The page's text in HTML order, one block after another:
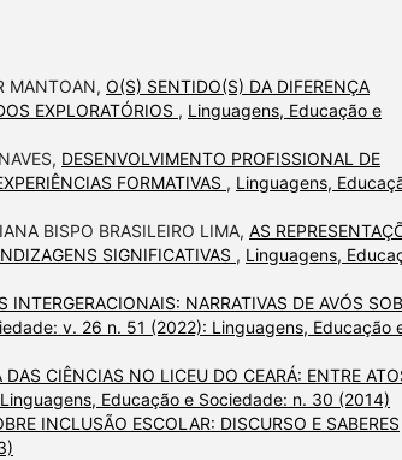
MANTOAN, O(S) SENTIDO(S) DA DIFERENÇA
EXPLORATÓRIOS , Linguagens, Educação e
DESENVOLVIMENTO PROFISSIONAL DE
FORMATIVAS , Linguagens,
BISPO BRASILEIRO LIMA, AS
SIGNIFICATIVAS , Linguagens,
INTERGERACIONAIS: NARRATIVAS DE AVÓS
v. 26 n. 51 (2022): Linguagens, Educação
DAS CIÊNCIAS NO LICEU DO CEARÁ: ENTRE
Linguagens, Educação e Sociedade: n. 30 (2014)
INCLUSÃO ESCOLAR: DISCURSO E SABERES